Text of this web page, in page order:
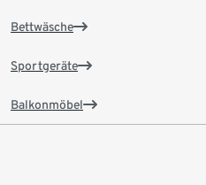
Bettwäsche
Sportgeräte
Balkonmöbel